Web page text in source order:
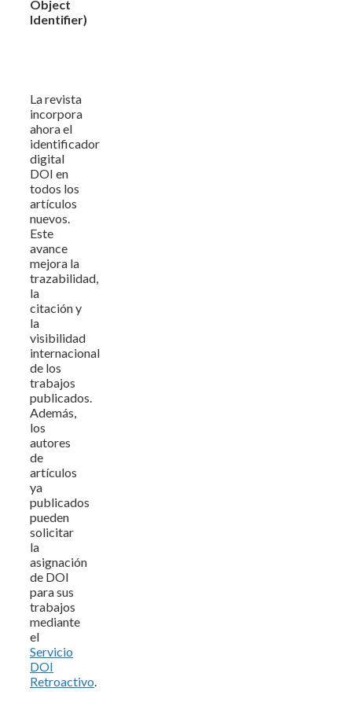
Object
Identifier)
La revista
incorpora
ahora el
identificador
digital
DOI en
todos los
artículos
nuevos.
Este
avance
mejora la
trazabilidad,
la
citación y
la
visibilidad
internacional
de los
trabajos
publicados.
Además,
los
autores
de
artículos
ya
publicados
pueden
solicitar
la
asignación
de DOI
para sus
trabajos
mediante
el
Servicio
DOI
Retroactivo.